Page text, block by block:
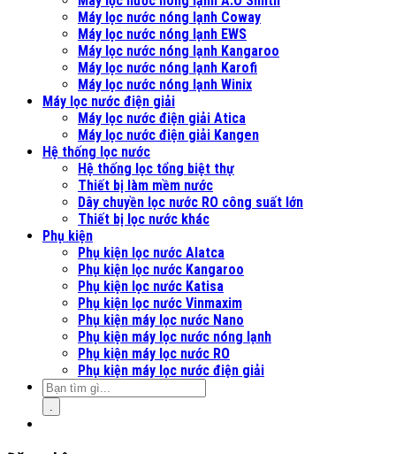
Máy lọc nước nóng lạnh Coway
Máy lọc nước nóng lạnh EWS
Máy lọc nước nóng lạnh Kangaroo
Máy lọc nước nóng lạnh Karofi
Máy lọc nước nóng lạnh Winix
Máy lọc nước điện giải
Máy lọc nước điện giải Atica
Máy lọc nước điện giải Kangen
Hệ thống lọc nước
Hệ thống lọc tổng biệt thự
Thiết bị làm mềm nước
Dây chuyền lọc nước RO công suất lớn
Thiết bị lọc nước khác
Phụ kiện
Phụ kiện lọc nước Alatca
Phụ kiện lọc nước Kangaroo
Phụ kiện lọc nước Katisa
Phụ kiện lọc nước Vinmaxim
Phụ kiện máy lọc nước Nano
Phụ kiện máy lọc nước nóng lạnh
Phụ kiện máy lọc nước RO
Phụ kiện máy lọc nước điện giải
.